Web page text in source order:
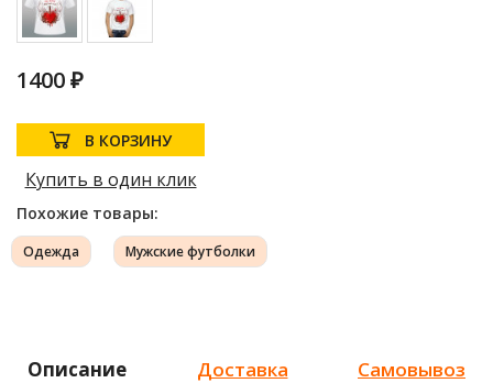
1400 ₽
В КОРЗИНУ
Купить в один клик
Похожие товары:
Одежда Мужские футболки
Описание Доставка Самовывоз